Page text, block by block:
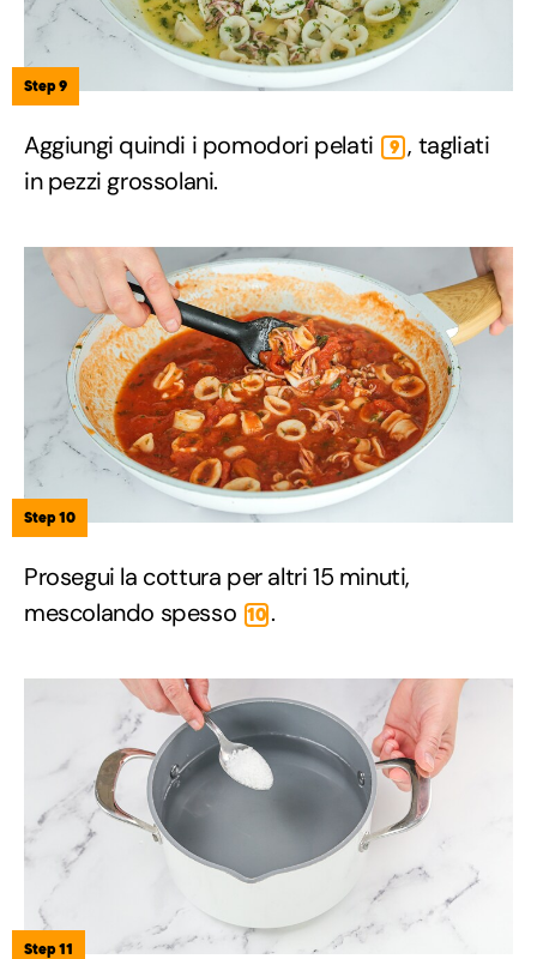
Step 9
Aggiungi quindi i pomodori pelati 9 , tagliati
in pezzi grossolani.
Step 10
Prosegui la cottura per altri 15 minuti,
mescolando spesso 10 .
Step 11